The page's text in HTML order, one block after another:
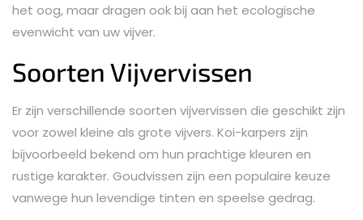
het oog, maar dragen ook bij aan het ecologische
evenwicht van uw vijver.
Soorten Vijvervissen
Er zijn verschillende soorten vijvervissen die geschikt zijn
voor zowel kleine als grote vijvers. Koi-karpers zijn
bijvoorbeeld bekend om hun prachtige kleuren en
rustige karakter. Goudvissen zijn een populaire keuze
vanwege hun levendige tinten en speelse gedrag.